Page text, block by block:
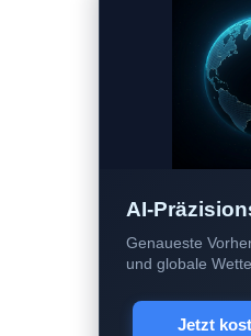
AI-
Genaueste
und globale
Jetzt